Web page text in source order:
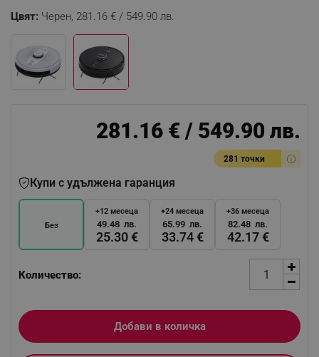
Цвят: Черен, 281.16 € / 549.90 лв.
281.16 € / 549.90 лв.
281 точки
Купи с удължена гаранция
Без
+12 месеца
25.30 €
49.48 лв.
+24 месеца
33.74 €
65.99 лв.
+36 месеца
42.17 €
82.48 лв.
Количество:
Добави в количка